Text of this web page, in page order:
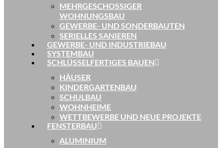
MEHRGESCHOSSIGER
WOHNUNGSBAU
GEWERBE- UND SONDERBAUTEN
SERIELLES SANIEREN
GEWERBE- UND INDUSTRIEBAU
SYSTEMBAU
SCHLÜSSELFERTIGES BAUEN
HÄUSER
KINDERGARTENBAU
SCHULBAU
WOHNHEIME
WETTBEWERBE UND NEUE PROJEKTE
FENSTERBAU
ALUMINIUM